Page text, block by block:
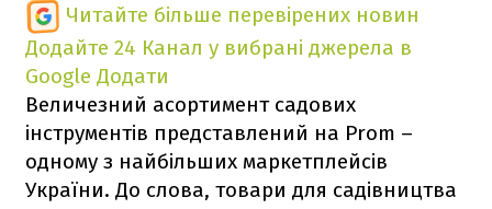
Читайте більше перевірених новин
Додайте 24 Канал у вибрані джерела в
Google Додати
Величезний асортимент садових
інструментів представлений на Prom –
одному з найбільших маркетплейсів
України. До слова, товари для садівництва